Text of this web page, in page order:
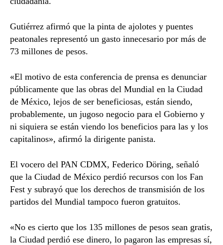
Gutiérrez afirmó que la pinta de ajolotes y puentes
peatonales representó un gasto innecesario por más de
73 millones de pesos.
«El motivo de esta conferencia de prensa es denunciar
públicamente que las obras del Mundial en la Ciudad
de México, lejos de ser beneficiosas, están siendo,
probablemente, un jugoso negocio para el Gobierno y
ni siquiera se están viendo los beneficios para las y los
capitalinos», afirmó la dirigente panista.
El vocero del PAN CDMX, Federico Döring, señaló
que la Ciudad de México perdió recursos con los Fan
Fest y subrayó que los derechos de transmisión de los
partidos del Mundial tampoco fueron gratuitos.
«No es cierto que los 135 millones de pesos sean gratis,
la Ciudad perdió ese dinero, lo pagaron las empresas sí,